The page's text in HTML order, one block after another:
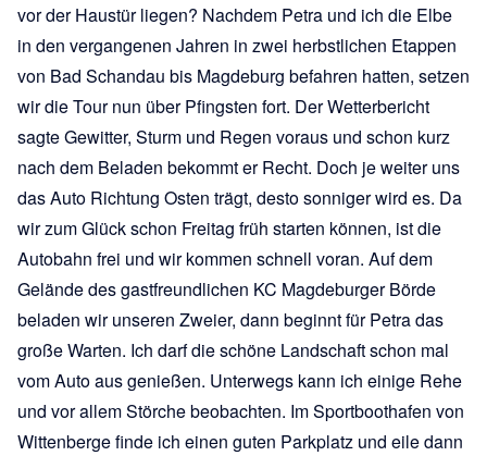
vor der Haustür liegen? Nachdem Petra und ich die Elbe
in den vergangenen Jahren in zwei herbstlichen Etappen
von Bad Schandau bis Magdeburg befahren hatten, setzen
wir die Tour nun über Pfingsten fort. Der Wetterbericht
sagte Gewitter, Sturm und Regen voraus und schon kurz
nach dem Beladen bekommt er Recht. Doch je weiter uns
das Auto Richtung Osten trägt, desto sonniger wird es. Da
wir zum Glück schon Freitag früh starten können, ist die
Autobahn frei und wir kommen schnell voran. Auf dem
Gelände des gastfreundlichen KC Magdeburger Börde
beladen wir unseren Zweier, dann beginnt für Petra das
große Warten. Ich darf die schöne Landschaft schon mal
vom Auto aus genießen. Unterwegs kann ich einige Rehe
und vor allem Störche beobachten. Im Sportboothafen von
Wittenberge finde ich einen guten Parkplatz und eile dann